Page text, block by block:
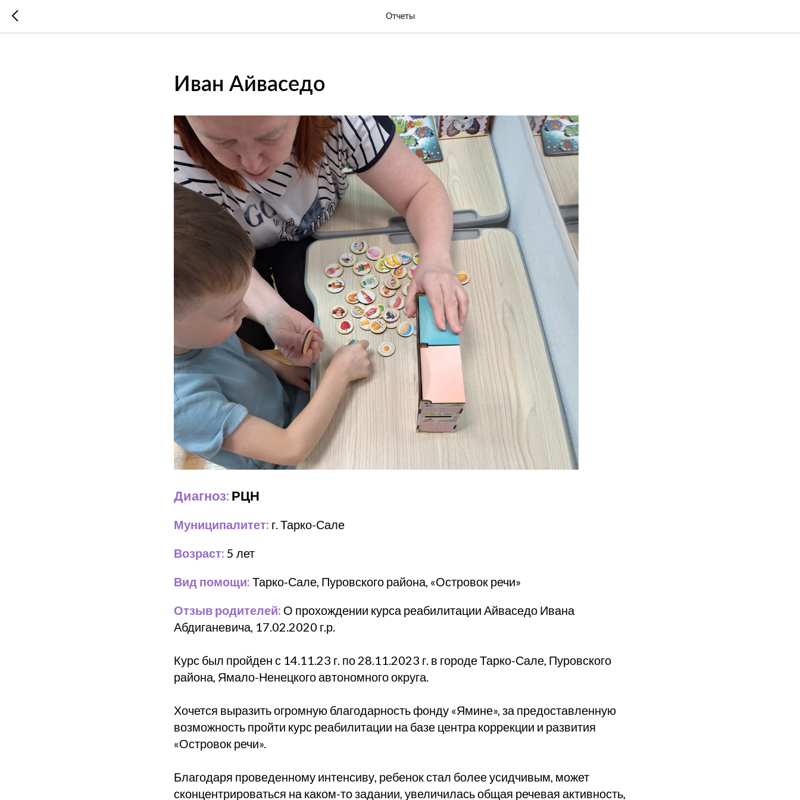
Отчеты
Иван Айваседо
Диагноз: РЦН
Муниципалитет: г. Тарко-Сале
Возраст: 5 лет
Вид помощи: Тарко-Сале, Пуровского района, «Островок речи»
Отзыв родителей: О прохождении курса реабилитации Айваседо Ивана
Абдиганевича, 17.02.2020 г.р.
Курс был пройден с 14.11.23 г. по 28.11.2023 г. в городе Тарко-Сале, Пуровского
района, Ямало-Ненецкого автономного округа.
Хочется выразить огромную благодарность фонду «Ямине», за предоставленную
возможность пройти курс реабилитации на базе центра коррекции и развития
«Островок речи».
Благодаря проведенному интенсиву, ребенок стал более усидчивым, может
сконцентрироваться на каком-то задании, увеличилась общая речевая активность,